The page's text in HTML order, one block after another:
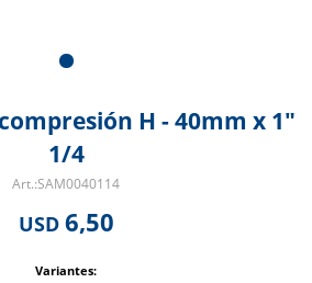
H - 40mm x 1"
1/4
SAM0040114
USD 6,50
Variantes: